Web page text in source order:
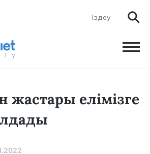
жастары елімізге